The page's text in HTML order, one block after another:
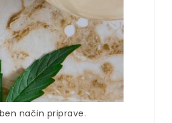
način priprave.